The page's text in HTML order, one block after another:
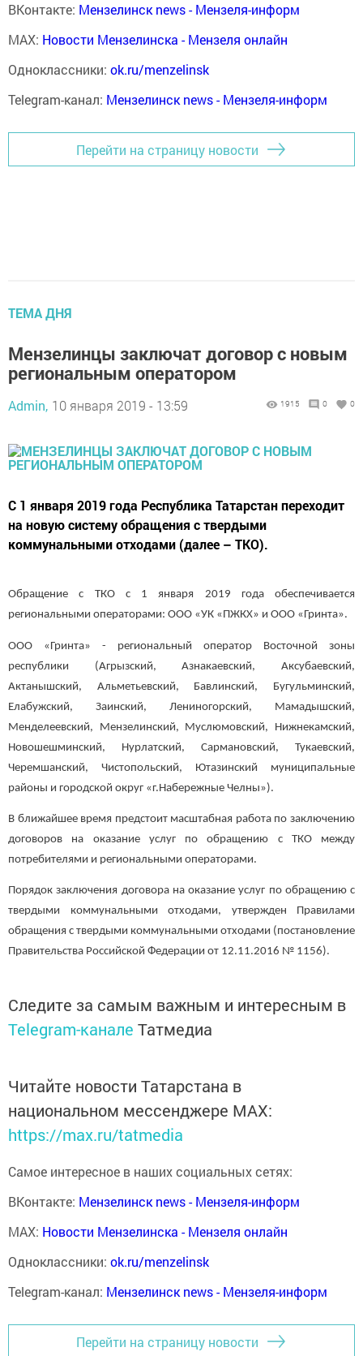
ВКонтакте: Мензелинск news - Мензеля-информ
MAX: Новости Мензелинска - Мензеля онлайн
Одноклассники: ok.ru/menzelinsk
Telegram-канал: Мензелинск news - Мензеля-информ
Перейти на страницу новости
ТЕМА ДНЯ
Мензелинцы заключат договор с новым
региональным оператором
Admin, 10 января 2019 - 13:59 1915 0 0
С 1 января 2019 года Республика Татарстан переходит
на новую систему обращения с твердыми
коммунальными отходами (далее – ТКО).
Обращение с ТКО с 1 января 2019 года обеспечивается
региональными операторами: ООО «УК «ПЖКХ» и ООО «Гринта».
ООО «Гринта» - региональный оператор Восточной зоны
республики (Агрызский, Азнакаевский, Аксубаевский,
Актанышский, Альметьевский, Бавлинский, Бугульминский,
Елабужский, Заинский, Лениногорский, Мамадышский,
Менделеевский, Мензелинский, Муслюмовский, Нижнекамский,
Новошешминский, Нурлатский, Сармановский, Тукаевский,
Черемшанский, Чистопольский, Ютазинский муниципальные
районы и городской округ «г.Набережные Челны»).
В ближайшее время предстоит масштабная работа по заключению
договоров на оказание услуг по обращению с ТКО между
потребителями и региональными операторами.
Порядок заключения договора на оказание услуг по обращению с
твердыми коммунальными отходами, утвержден Правилами
обращения с твердыми коммунальными отходами (постановление
Правительства Российской Федерации от 12.11.2016 № 1156).
Следите за самым важным и интересным в
Telegram-канале Татмедиа
Читайте новости Татарстана в
национальном мессенджере MАХ:
https://max.ru/tatmedia
Самое интересное в наших социальных сетях:
ВКонтакте: Мензелинск news - Мензеля-информ
MAX: Новости Мензелинска - Мензеля онлайн
Одноклассники: ok.ru/menzelinsk
Telegram-канал: Мензелинск news - Мензеля-информ
Перейти на страницу новости